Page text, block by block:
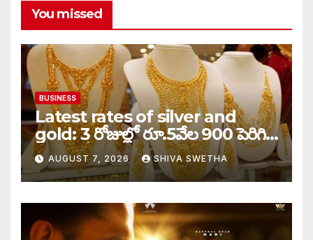
You missed
BUSINESS
Latest rates of silver and
gold: 3 రోజుల్లో రూ.5వేల 900 పెరిగిన
తులం గోల్డ్…
AUGUST 7, 2026 SHIVA SWETHA